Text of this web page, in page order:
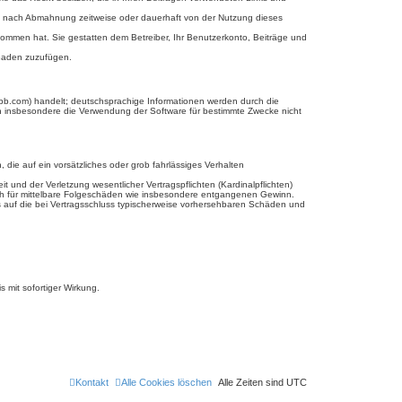
Abmahnung zeitweise oder dauerhaft von der Nutzung dieses
hat. Sie gestatten dem Betreiber, Ihr Benutzerkonto, Beiträge und
zuzufügen.
handelt; deutschsprachige Informationen werden durch die
die Verwendung der Software für bestimmte Zwecke nicht
auf ein vorsätzliches oder grob fahrlässiges Verhalten
und der Verletzung wesentlicher Vertragspflichten (Kardinalpflichten)
mittelbare Folgeschäden wie insbesondere entgangenen Gewinn.
die bei Vertragsschluss typischerweise vorhersehbaren Schäden und
mit sofortiger Wirkung.
Alle Zeiten sind UTC
Alle Cookies löschen
Kontakt